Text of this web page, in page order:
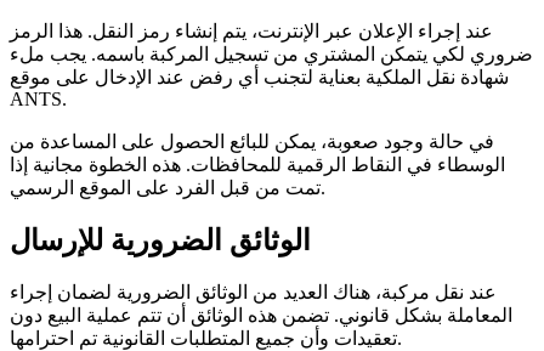
عند إجراء الإعلان عبر الإنترنت، يتم إنشاء رمز النقل. هذا الرمز
ضروري لكي يتمكن المشتري من تسجيل المركبة باسمه. يجب ملء
شهادة نقل الملكية بعناية لتجنب أي رفض عند الإدخال على موقع
ANTS.
في حالة وجود صعوبة، يمكن للبائع الحصول على المساعدة من
الوسطاء في النقاط الرقمية للمحافظات. هذه الخطوة مجانية إذا
تمت من قبل الفرد على الموقع الرسمي.
الوثائق الضرورية للإرسال
عند نقل مركبة، هناك العديد من الوثائق الضرورية لضمان إجراء
المعاملة بشكل قانوني. تضمن هذه الوثائق أن تتم عملية البيع دون
تعقيدات وأن جميع المتطلبات القانونية تم احترامها.